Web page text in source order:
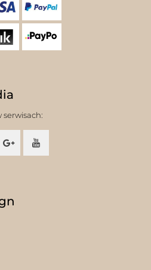
serwisach: